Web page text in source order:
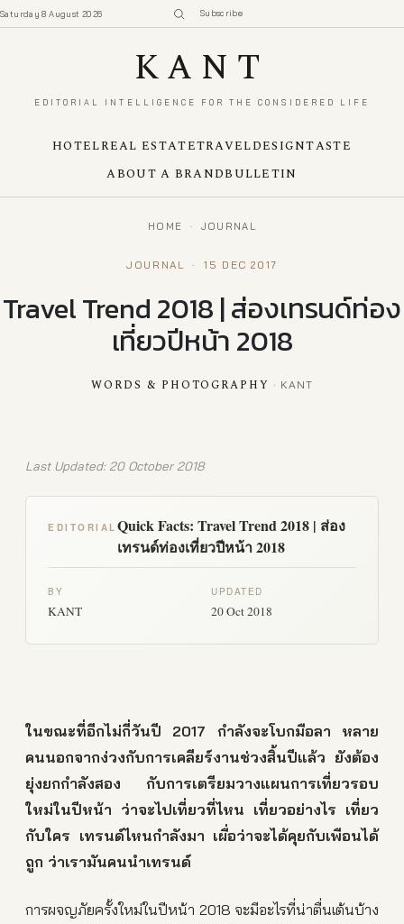
Saturday 8 August 2026 Subscribe
KANT
EDITORIAL INTELLIGENCE FOR THE CONSIDERED LIFE
HOTELREAL ESTATETRAVELDESIGNTASTE
ABOUT A BRANDBULLETIN
HOME · JOURNAL
JOURNAL · 15 DEC 2017
Travel Trend 2018 | ส่องเทรนด์ท่อง
เที่ยวปีหน้า 2018
WORDS & PHOTOGRAPHY · KANT
Last Updated: 20 October 2018
EDITORIAL Quick Facts: Travel Trend 2018 | ส่อง
เทรนด์ท่องเที่ยวปีหน้า 2018
BY
KANT
UPDATED
20 Oct 2018
ในขณะที่อีกไม่กี่วันปี 2017 กำลังจะโบกมือลา หลาย
คนนอกจากง่วงกับการเคลียร์งานช่วงสิ้นปีแล้ว ยังต้อง
ยุ่งยกกำลังสอง กับการเตรียมวางแผนการเที่ยวรอบ
ใหม่ในปีหน้า ว่าจะไปเที่ยวที่ไหน เที่ยวอย่างไร เที่ยว
กับใคร เทรนด์ไหนกำลังมา เผื่อว่าจะได้คุยกับเพือนได้
ถูก ว่าเรามันคนนำเทรนด์
การผจญภัยครั้งใหม่ในปีหน้า 2018 จะมีอะไรที่น่าตื่นเต้นบ้าง